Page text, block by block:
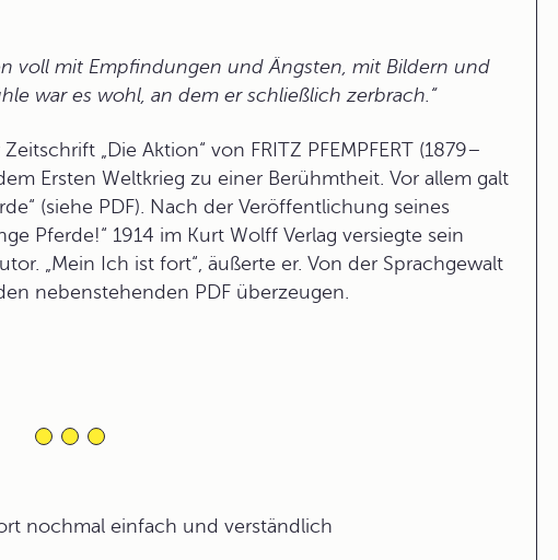
voll mit Empfindungen und Ängsten, mit Bildern und
war es wohl, an dem er schließlich zerbrach.“
„Die Aktion“ von FRITZ PFEMPFERT (1879–
Ersten Weltkrieg zu einer Berühmtheit. Vor allem galt
(siehe PDF). Nach der Veröffentlichung seines
Pferde!“ 1914 im Kurt Wolff Verlag versiegte sein
„Mein Ich ist fort“, äußerte er. Von der Sprachgewalt
nebenstehenden PDF überzeugen.
nochmal einfach und verständlich